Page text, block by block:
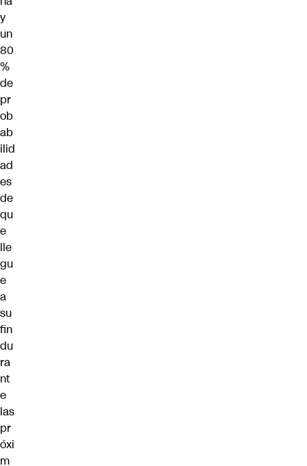
y
un
80
%
de
pr
ob
ab
ilid
ad
es
de
qu
e
lle
gu
e
a
su
fin
du
ra
nt
e
las
pr
óxi
m